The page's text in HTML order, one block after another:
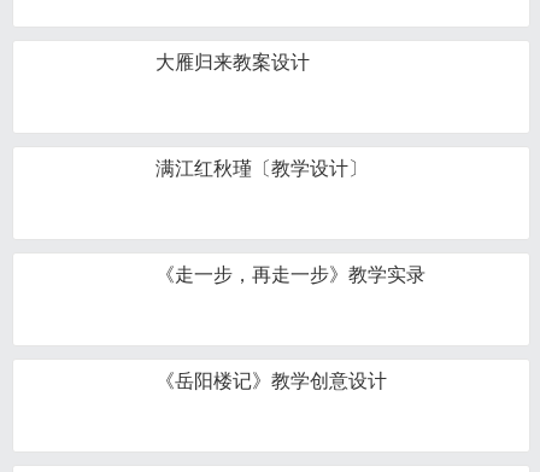
大雁归来教案设计
满江红秋瑾〔教学设计〕
《走一步，再走一步》教学实录
《岳阳楼记》教学创意设计